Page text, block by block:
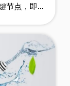
节点，即将